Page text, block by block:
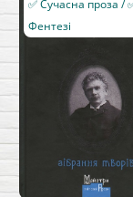
✅ Сучасна проза /
Фентезі